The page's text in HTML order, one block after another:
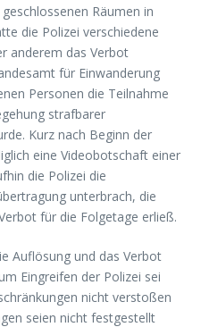
Räumen in
die Polizei verschiedene
anderem das Verbot
für Einwanderung
Personen die Teilnahme
strafbarer
Kurz nach Beginn der
eine Videobotschaft einer
die Polizei die
unterbrach, die
für die Folgetage erließ.
Auflösung und das Verbot
Eingreifen der Polizei sei
nicht verstoßen
seien nicht festgestellt